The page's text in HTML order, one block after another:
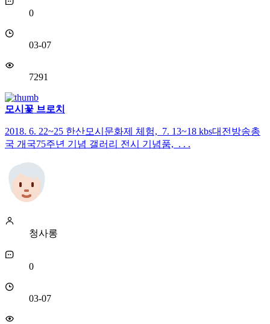
0
03-07
7291
모시꽃 브로치
2018. 6. 22~25 한산모시문화제 체험, 7. 13~18 kbs대전방송총
국 개국75주년 기념 갤러리 전시 기념품, . . .
청사롱
0
03-07